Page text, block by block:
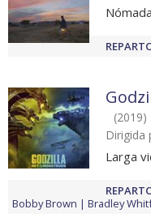
(2019)
Dirigida
Larga
Bobby Brown
Bradley